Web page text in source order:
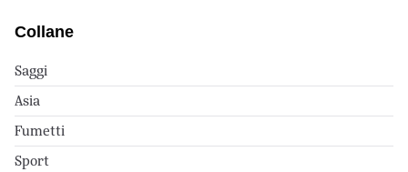
Collane
Saggi
Asia
Fumetti
Sport